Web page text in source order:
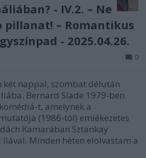
- IV.2. – Ne
pillanat! – Romantikus
- 2025.04.26.
0
két nappal, szombat délután
Bernard Slade 1979-ben
t, amelynek a
(1986-tól) emlékezetes
Kamarában Sztankay
Ilával. Minden héten elolvastam a